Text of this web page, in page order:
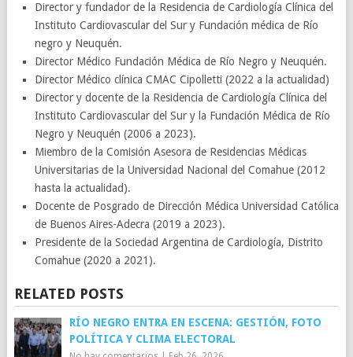
Director y fundador de la Residencia de Cardiología Clínica del
Instituto Cardiovascular del Sur y Fundación médica de Río
negro y Neuquén.
Director Médico Fundación Médica de Río Negro y Neuquén.
Director Médico clínica CMAC Cipolletti (2022 a la actualidad)
Director y docente de la Residencia de Cardiología Clínica del
Instituto Cardiovascular del Sur y la Fundación Médica de Río
Negro y Neuquén (2006 a 2023).
Miembro de la Comisión Asesora de Residencias Médicas
Universitarias de la Universidad Nacional del Comahue (2012
hasta la actualidad).
Docente de Posgrado de Dirección Médica Universidad Católica
de Buenos Aires-Adecra (2019 a 2023).
Presidente de la Sociedad Argentina de Cardiología, Distrito
Comahue (2020 a 2021).
RELATED POSTS
RÍO NEGRO ENTRA EN ESCENA: GESTIÓN, FOTO
POLÍTICA Y CLIMA ELECTORAL